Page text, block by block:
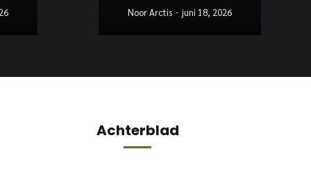
Noor Arctis juni 18, 2026
Achterblad